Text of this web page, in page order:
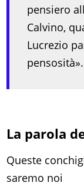
pensiero
Calvino,
Lucrezio
pensosità».
La parola
Queste
saremo noi